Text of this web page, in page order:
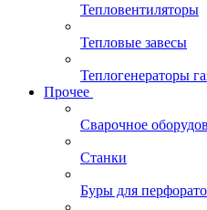
Тепловентиляторы
Тепловые завесы
Теплогенераторы
Прочее
Сварочное
Станки
Буры для